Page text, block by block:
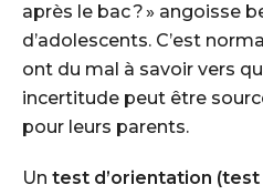
après le bac ? » angoisse
d’adolescents. C’est
ont du mal à savoir vers
incertitude peut être
pour leurs parents.
Un test d’orientation